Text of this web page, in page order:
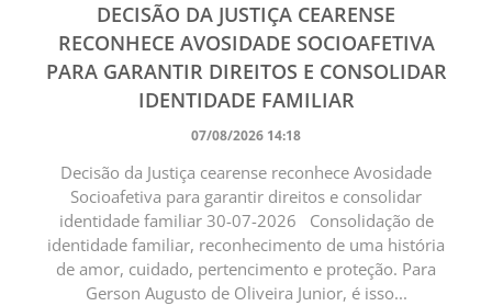
DECISÃO DA JUSTIÇA CEARENSE
RECONHECE AVOSIDADE SOCIOAFETIVA
PARA GARANTIR DIREITOS E CONSOLIDAR
IDENTIDADE FAMILIAR
07/08/2026 14:18
Decisão da Justiça cearense reconhece Avosidade
Socioafetiva para garantir direitos e consolidar
identidade familiar 30-07-2026 Consolidação de
identidade familiar, reconhecimento de uma história
de amor, cuidado, pertencimento e proteção. Para
Gerson Augusto de Oliveira Junior, é isso...